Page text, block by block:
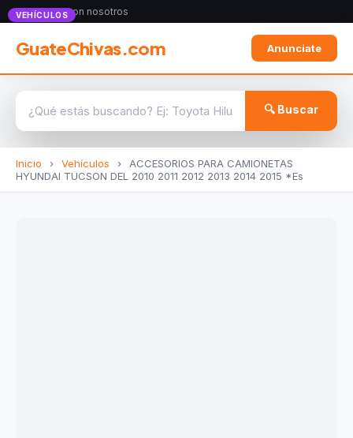
Anunciate con nosotros
GuateChivas.com Anunciate
🔍 Buscar
Inicio › Vehículos ›
ACCESORIOS PARA CAMIONETAS
HYUNDAI TUCSON DEL 2010 2011 2012 2013 2014 2015 *Es
VEHÍCULOS